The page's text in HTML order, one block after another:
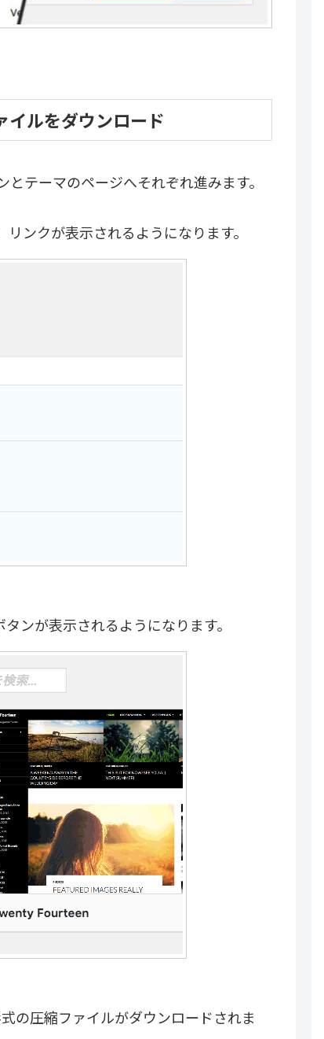
ルをダウンロード
テーマのページへそれぞれ進みます。
ンクが表示されるようになります。
ンが表示されるようになります。
の圧縮ファイルがダウンロードされま